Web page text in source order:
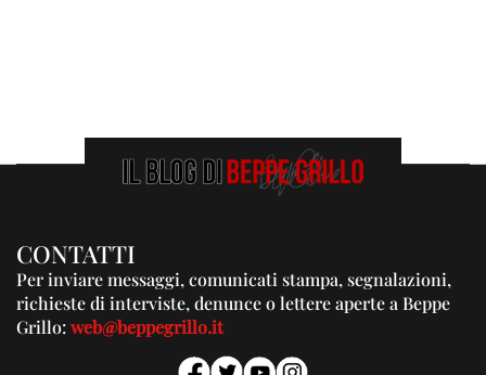
CONTATTI
Per inviare messaggi, comunicati stampa, segnalazioni,
richieste di interviste, denunce o lettere aperte a Beppe
Grillo:web@beppegrillo.it